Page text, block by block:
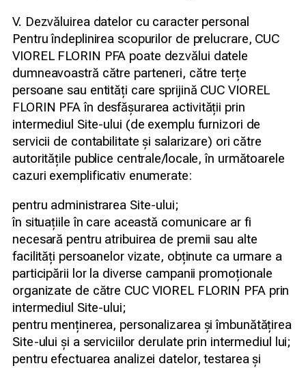
V. Dezvăluirea datelor cu caracter personal
Pentru îndeplinirea scopurilor de prelucrare, CUC
VIOREL FLORIN PFA poate dezvălui datele
dumneavoastră către parteneri, către terțe
persoane sau entități care sprijină CUC VIOREL
FLORIN PFA în desfășurarea activității prin
intermediul Site-ului (de exemplu furnizori de
servicii de contabilitate și salarizare) ori către
autoritățile publice centrale/locale, în următoarele
cazuri exemplificativ enumerate:
pentru administrarea Site-ului;
în situațiile în care această comunicare ar fi
necesară pentru atribuirea de premii sau alte
facilități persoanelor vizate, obținute ca urmare a
participării lor la diverse campanii promoționale
organizate de către CUC VIOREL FLORIN PFA prin
intermediul Site-ului;
pentru menținerea, personalizarea și îmbunătățirea
Site-ului și a serviciilor derulate prin intermediul lui;
pentru efectuarea analizei datelor, testarea și